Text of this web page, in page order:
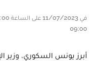
09:00
أبرز يونس السكوري، وزير